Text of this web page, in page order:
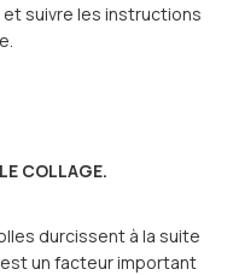
et suivre les instructions
COLLAGE.
durcissent à la suite
un facteur important